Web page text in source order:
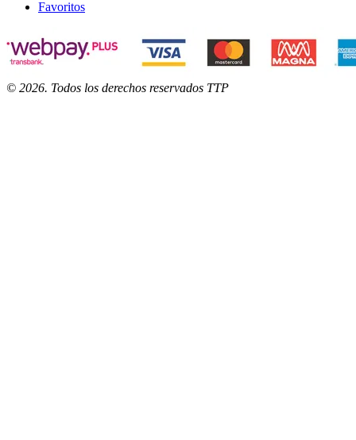
Favoritos
© 2026. Todos los derechos reservados TTP